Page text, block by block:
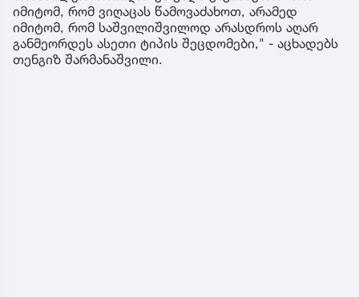
იმიტომ, რომ ვიღაცას წამოვაძახოთ, არამედ
იმიტომ, რომ საშვილიშვილოდ არასდროს აღარ
განმეორდეს ასეთი ტიპის შეცდომები," - აცხადებს
თენგიზ შარმანაშვილი.